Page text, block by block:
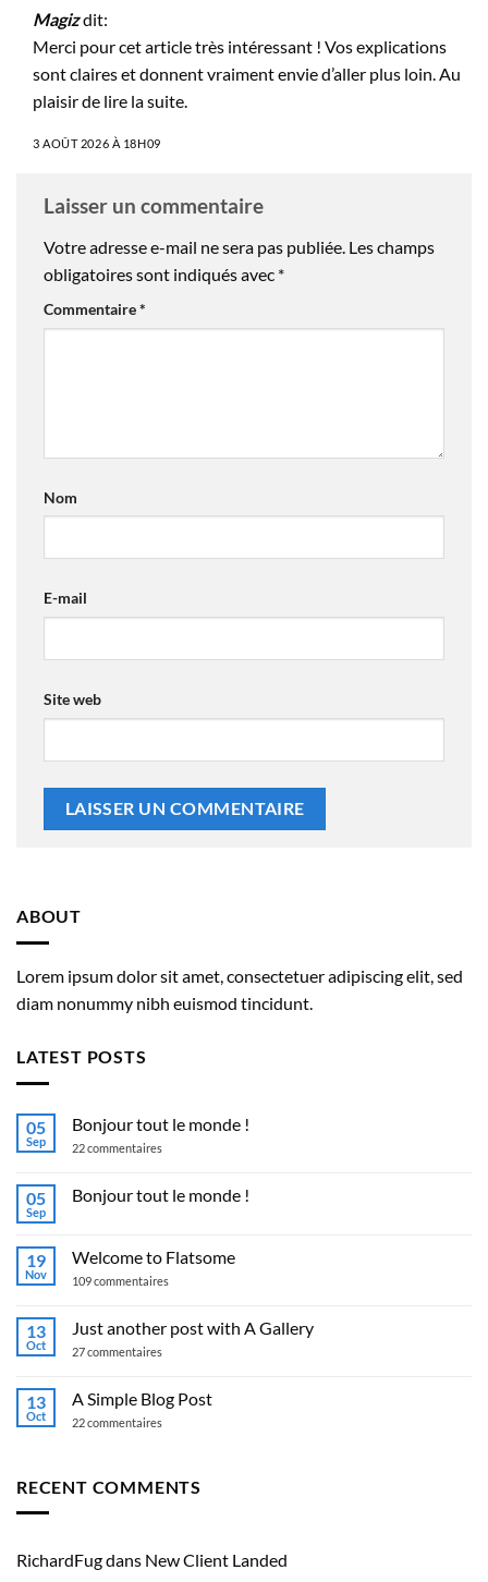
Magizdit:
Merci pour cet article très intéressant ! Vos explications
sont claires et donnent vraiment envie d’aller plus loin. Au
plaisir de lire la suite.
3 AOÛT 2026 À 18H09
Laisser un commentaire
Votre adresse e-mail ne sera pas publiée. Les champs
obligatoires sont indiqués avec *
Commentaire*
Nom
E-mail
Site web
ABOUT
Lorem ipsum dolor sit amet, consectetuer adipiscing elit, sed
diam nonummy nibh euismod tincidunt.
LATEST POSTS
05
Sep
Bonjour tout le monde !
22 commentaires
le
monde !
05
Sep
Bonjour tout le monde !
Bonjour
le
19
Nov
Welcome to Flatsome
109 commentaires
Flatsome
13
Oct
Just another post with A Gallery
27 commentaires
post
with
13
Oct
A Simple Blog Post
22 commentaires
RECENT COMMENTS
RichardFugdans New Client Landed